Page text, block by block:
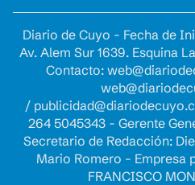
Diario de Cuyo - Fecha de
Av. Alem Sur 1639. Esquina
Contacto:
/
264 5045343 - Gerente
Secretario de Redacción:
Mario Romero - Empresa
FRANCISCO